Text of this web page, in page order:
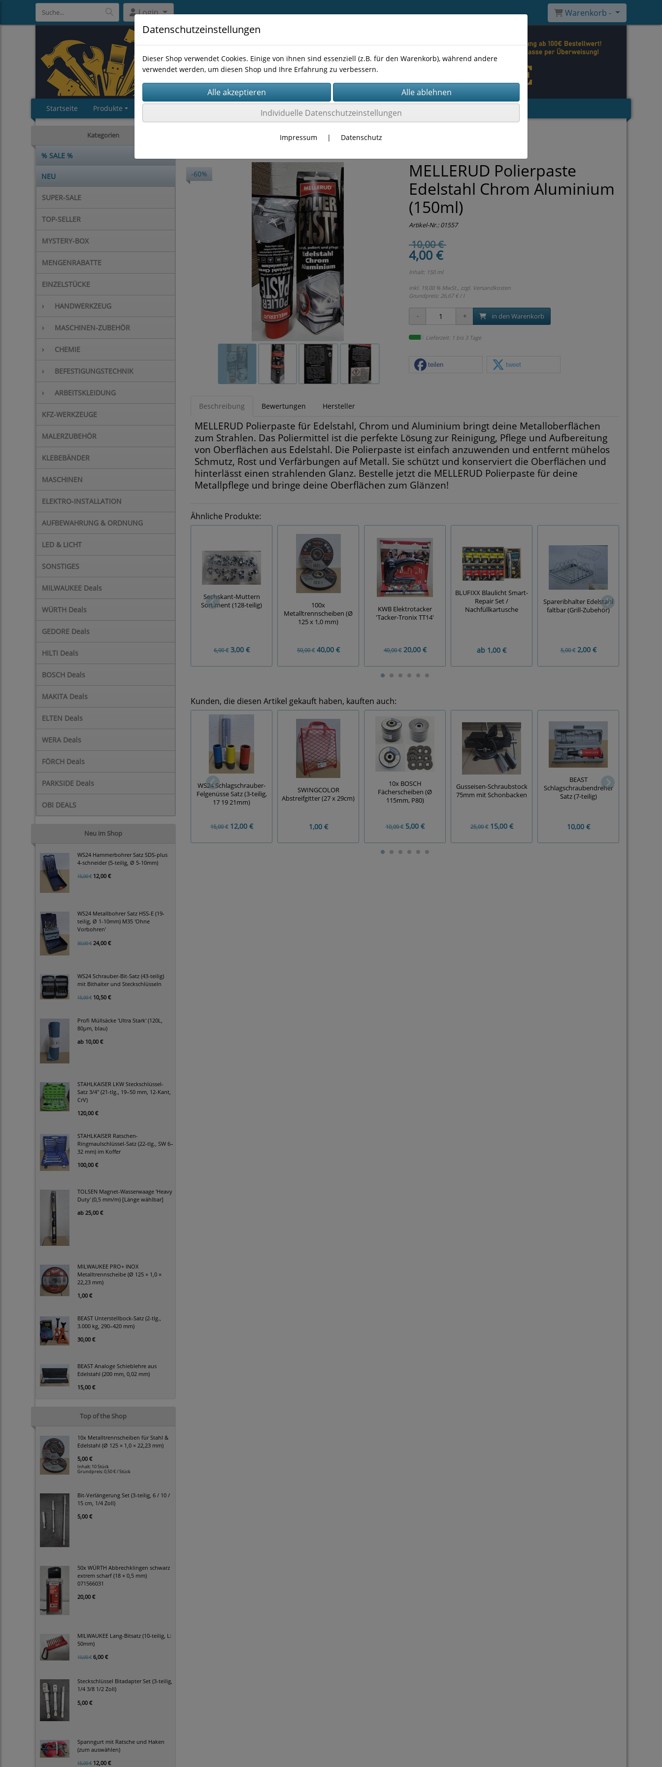
Login Warenkorb -
Startseite Produkte
Kategorien
% SALE %
NEU
SUPER-SALE
TOP-SELLER
MYSTERY-BOX
MENGENRABATTE
EINZELSTÜCKE
› HANDWERKZEUG
› MASCHINEN-ZUBEHÖR
› CHEMIE
› BEFESTIGUNGSTECHNIK
› ARBEITSKLEIDUNG
KFZ-WERKZEUGE
MALERZUBEHÖR
KLEBEBÄNDER
MASCHINEN
ELEKTRO-INSTALLATION
AUFBEWAHRUNG & ORDNUNG
LED & LICHT
SONSTIGES
MILWAUKEE Deals
WÜRTH Deals
GEDORE Deals
HILTI Deals
BOSCH Deals
MAKITA Deals
ELTEN Deals
WERA Deals
FÖRCH Deals
PARKSIDE Deals
OBI DEALS
Neu im Shop
WS24 Hammerbohrer Satz SDS-plus
4-schneider (5-teilig, Ø 5-10mm)
15,00 € 12,00 €
WS24 Metallbohrer Satz HSS-E (19-
teilig, Ø 1-10mm) M35 'Ohne
Vorbohren'
30,00 € 24,00 €
WS24 Schrauber-Bit-Satz (43-teilig)
mit Bithalter und Steckschlüsseln
15,00 € 10,50 €
Profi Müllsäcke 'Ultra Stark' (120L,
80µm, blau)
ab 10,00 €
STAHLKAISER LKW Steckschlüssel-
Satz 3/4" (21-tlg., 19–50 mm, 12-Kant,
CrV)
120,00 €
STAHLKAISER Ratschen-
Ringmaulschlüssel-Satz (22-tlg., SW 6–
32 mm) im Koffer
100,00 €
TOLSEN Magnet-Wasserwaage 'Heavy
Duty' (0,5 mm/m) [Länge wählbar]
ab 25,00 €
MILWAUKEE PRO+ INOX
Metalltrennscheibe (Ø 125 × 1,0 ×
22,23 mm)
1,00 €
BEAST Unterstellbock-Satz (2-tlg.,
3.000 kg, 290–420 mm)
30,00 €
BEAST Analoge Schieblehre aus
Edelstahl (200 mm, 0,02 mm)
15,00 €
Top of the Shop
10x Metalltrennscheiben für Stahl &
Edelstahl (Ø 125 × 1,0 × 22,23 mm)
5,00 €
Inhalt: 10 Stück
Grundpreis:0,50 € / Stück
Bit-Verlängerung Set (3-teilig, 6 / 10 /
15 cm, 1/4 Zoll)
5,00 €
50x WÜRTH Abbrechklingen schwarz
extrem scharf (18 × 0,5 mm)
071566031
20,00 €
MILWAUKEE Lang-Bitsatz (10-teilig, L:
50mm)
10,00 € 6,00 €
Steckschlüssel Bitadapter Set (3-teilig,
1/4 3/8 1/2 Zoll)
5,00 €
Spanngurt mit Ratsche und Haken
(zum auswählen)
15,00 € 12,00 €
-60%
MELLERUD Polierpaste
Edelstahl Chrom Aluminium
(150ml)
Artikel-Nr.:01557
10,00 €
4,00 €
Inhalt: 150 ml
inkl. 19,00 % MwSt., zzgl. Versandkosten
Grundpreis: 26,67 € / l
in den Warenkorb
Lieferzeit: 1 bis 3 Tage
teilen tweet
Beschreibung Bewertungen Hersteller
MELLERUD Polierpaste für Edelstahl, Chrom und Aluminium bringt deine Metalloberflächen
zum Strahlen. Das Poliermittel ist die perfekte Lösung zur Reinigung, Pflege und Aufbereitung
von Oberflächen aus Edelstahl. Die Polierpaste ist einfach anzuwenden und entfernt mühelos
Schmutz, Rost und Verfärbungen auf Metall. Sie schützt und konserviert die Oberflächen und
hinterlässt einen strahlenden Glanz. Bestelle jetzt die MELLERUD Polierpaste für deine
Metallpflege und bringe deine Oberflächen zum Glänzen!
Ähnliche Produkte:
Sechskant-Muttern
Sortiment (128-teilig)
6,00 €3,00 €
100x
Metalltrennscheiben (Ø
125 x 1,0 mm)
50,00 €40,00 €
KWB Elektrotacker
'Tacker-Tronix TT14'
40,00 €20,00 €
BLUFIXX Blaulicht Smart-
Repair Set /
Nachfüllkartusche
ab 1,00 €
Spareribhalter Edelstahl
faltbar (Grill-Zubehör)
5,00 €2,00 €
Kunden, die diesen Artikel gekauft haben, kauften auch:
WS24 Schlagschrauber-
Felgenüsse Satz (3-teilig,
17 19 21mm)
15,00 €12,00 €
SWINGCOLOR
Abstreifgitter (27 x 29cm)
1,00 €
10x BOSCH
Fächerscheiben (Ø
115mm, P80)
10,00 €5,00 €
Gusseisen-Schraubstock
75mm mit Schonbacken
25,00 €15,00 €
BEAST
Schlagschraubendreher
Satz (7-teilig)
10,00 €
Datenschutzeinstellungen
Dieser Shop verwendet Cookies. Einige von ihnen sind essenziell (z.B. für den Warenkorb), während andere
verwendet werden, um diesen Shop und Ihre Erfahrung zu verbessern.
Individuelle Datenschutzeinstellungen
Impressum | Datenschutz